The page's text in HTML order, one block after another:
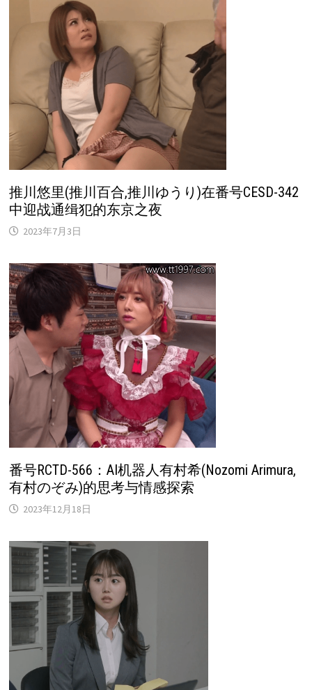
推川悠里(推川百合,推川ゆうり)在番号CESD-342
中迎战通缉犯的东京之夜
2023年7月3日
番号RCTD-566：AI机器人有村希(Nozomi Arimura,
有村のぞみ)的思考与情感探索
2023年12月18日